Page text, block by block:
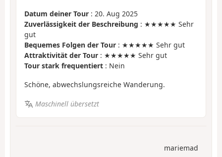
Datum deiner Tour : 20. Aug 2025
Zuverlässigkeit der Beschreibung : ★★★★★ Sehr
gut
Bequemes Folgen der Tour : ★★★★★ Sehr gut
Attraktivität der Tour : ★★★★★ Sehr gut
Tour stark frequentiert : Nein
Schöne, abwechslungsreiche Wanderung.
Maschinell übersetzt
mariemad